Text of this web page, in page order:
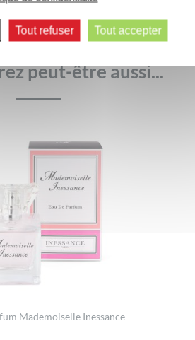
peut-être aussi...
Mademoiselle Inessance
Tout refuser Tout accepter